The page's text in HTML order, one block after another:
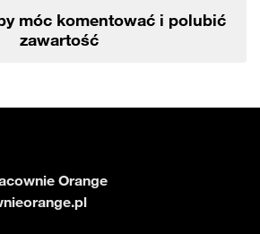
móc komentować i polubić
zawartość
Orange